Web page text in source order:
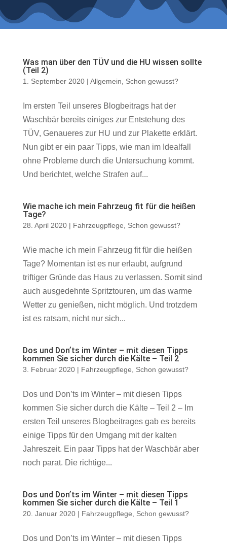
Was man über den TÜV und die HU wissen sollte
(Teil 2)
1. September 2020| Allgemein Schon gewusst?
Im ersten Teil unseres Blogbeitrags hat der
Waschbär bereits einiges zur Entstehung des
TÜV, Genaueres zur HU und zur Plakette erklärt.
Nun gibt er ein paar Tipps, wie man im Idealfall
ohne Probleme durch die Untersuchung kommt.
Und berichtet, welche Strafen auf...
Wie mache ich mein Fahrzeug fit für die heißen
Tage?
28. April 2020| Fahrzeugpflege Schon gewusst?
Wie mache ich mein Fahrzeug fit für die heißen
Tage? Momentan ist es nur erlaubt, aufgrund
triftiger Gründe das Haus zu verlassen. Somit sind
auch ausgedehnte Spritztouren, um das warme
Wetter zu genießen, nicht möglich. Und trotzdem
ist es ratsam, nicht nur sich...
Dos und Donʼts im Winter – mit diesen Tipps
kommen Sie sicher durch die Kälte – Teil 2
3. Februar 2020| Fahrzeugpflege Schon gewusst?
Dos und Donʼts im Winter – mit diesen Tipps
kommen Sie sicher durch die Kälte – Teil 2 – Im
ersten Teil unseres Blogbeitrages gab es bereits
einige Tipps für den Umgang mit der kalten
Jahreszeit. Ein paar Tipps hat der Waschbär aber
noch parat. Die richtige...
Dos und Donʼts im Winter – mit diesen Tipps
kommen Sie sicher durch die Kälte – Teil 1
20. Januar 2020| Fahrzeugpflege Schon gewusst?
Dos und Donʼts im Winter – mit diesen Tipps